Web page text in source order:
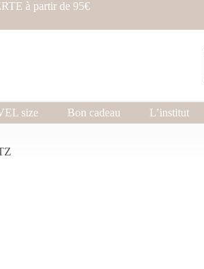
à partir de 95€
size Bon cadeau L’institut